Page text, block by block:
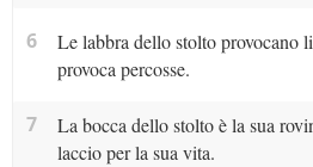
6
Le labbra dello stolto provocano
provoca percosse.
7
La bocca dello stolto è la sua
laccio per la sua vita.